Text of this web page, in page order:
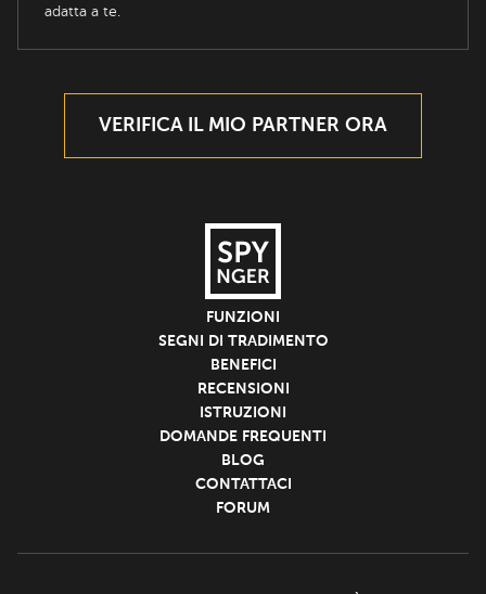
adatta a te.
VERIFICA IL MIO PARTNER ORA
FUNZIONI
SEGNI DI TRADIMENTO
BENEFICI
RECENSIONI
ISTRUZIONI
DOMANDE FREQUENTI
BLOG
CONTATTACI
FORUM